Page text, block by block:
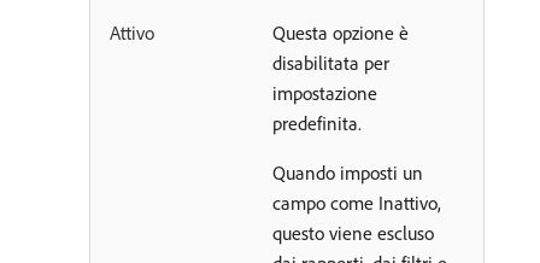
Attivo
Questa opzione è
disabilitata per
impostazione
predefinita.
Quando imposti un
campo come Inattivo,
questo viene escluso